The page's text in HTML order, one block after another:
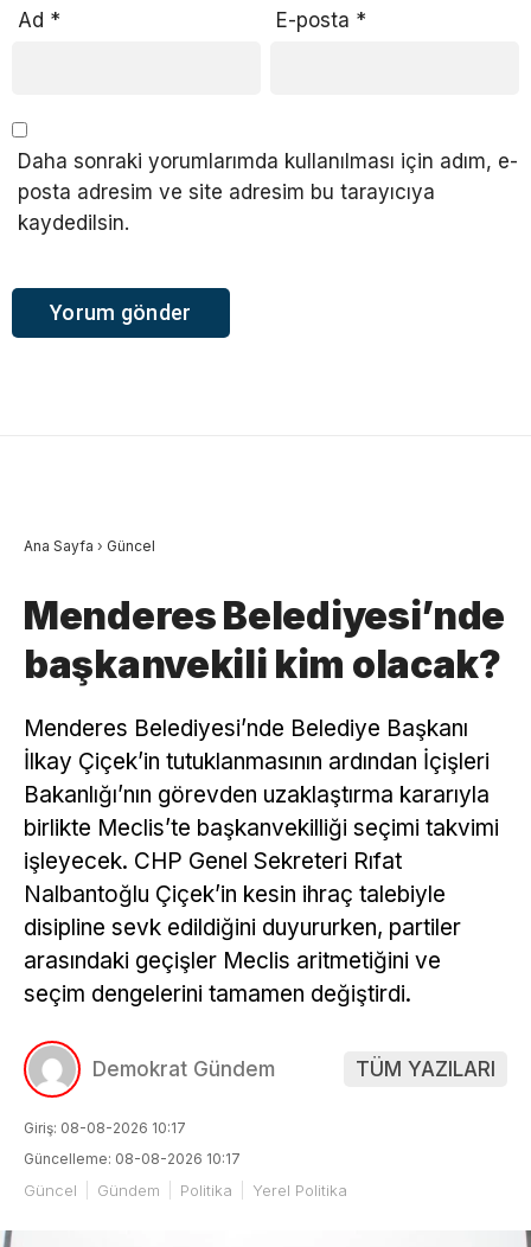
Ad * E-posta *
Daha sonraki yorumlarımda kullanılması için adım, e-
posta adresim ve site adresim bu tarayıcıya
kaydedilsin.
Ana Sayfa › Güncel
Menderes Belediyesi’nde
başkanvekili kim olacak?
Menderes Belediyesi’nde Belediye Başkanı
İlkay Çiçek’in tutuklanmasının ardından İçişleri
Bakanlığı’nın görevden uzaklaştırma kararıyla
birlikte Meclis’te başkanvekilliği seçimi takvimi
işleyecek. CHP Genel Sekreteri Rıfat
Nalbantoğlu Çiçek’in kesin ihraç talebiyle
disipline sevk edildiğini duyururken, partiler
arasındaki geçişler Meclis aritmetiğini ve
seçim dengelerini tamamen değiştirdi.
Demokrat Gündem TÜM YAZILARI
Giriş: 08-08-2026 10:17
Güncelleme: 08-08-2026 10:17
Güncel Gündem Politika Yerel Politika